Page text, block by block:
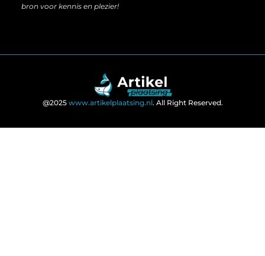
bron voor kennis en plezier!
@2025 www.artikelplaatsing.nl. All Right Reserved.